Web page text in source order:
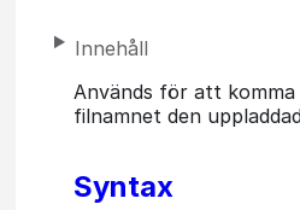
Innehåll
Används för att
filnamnet den
Syntax